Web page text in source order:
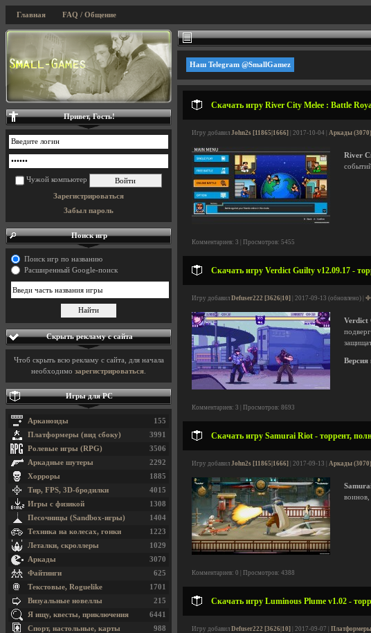
Главная FAQ / Общение
Наш Telegram @SmallGamez
Скачать игру River City Melee : Battle
Игру добавил John2s [11865|1666] | 2017-10-04 | Аркады (3070)
River
Комментариев: 3 | Просмотров: 5455
Скачать игру Verdict Guilty v12.09.17 -
Игру добавил Defuser222 [3626|10] | 2017-09-13 (обновлено) |
Verdict
Комментариев: 3 | Просмотров: 8693
Скачать игру Samurai Riot - торрент,
Игру добавил John2s [11865|1666] | 2017-09-13 | Аркады (3070)
воинов,
Комментариев: 0 | Просмотров: 4388
Скачать игру Luminous Plume v1.02 -
Игру добавил Defuser222 [3626|10] | 2017-09-07 |
Привет, Гость!
Чужой компьютер
Зарегистрироваться
Забыл пароль
Поиск игр
Поиск игр по названию
Расширенный Google-поиск
Скрыть рекламу с сайта
Чтоб скрыть всю рекламу с сайта, для начала
необходимо зарегистрироваться
Игры для PC
155
Арканоиды
3991
Платформеры (вид сбоку)
3506
Ролевые игры (RPG)
2292
Аркадные шутеры
1885
Хорроры
4015
Тир, FPS, 3D-бродилки
1308
Игры с физикой
1404
Песочницы (Sandbox-игры)
1223
Техника на колесах, гонки
1029
Леталки, скроллеры
3070
Аркады
625
Файтинги
1701
Текстовые, Roguelike
215
Визуальные новеллы
6441
Я ищу, квесты, приключения
988
Спорт, настольные, карты